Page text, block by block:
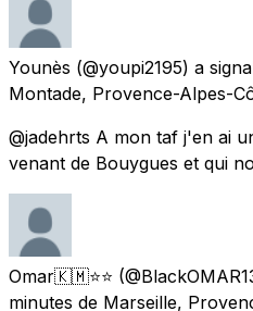
Younès (@youpi2195) a
Montade, Provence-Alpes-
@jadehrts A mon taf j'en ai
venant de Bouygues et qui
Omar🇰🇲⭐️⭐️
minutes de Marseille,